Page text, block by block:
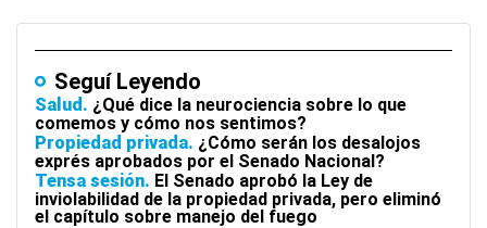
Seguí Leyendo
Salud
¿Qué dice la neurociencia sobre lo que
comemos y cómo nos sentimos?
Propiedad privada ¿Cómo serán los desalojos
exprés aprobados por el Senado Nacional?
Tensa sesión El Senado aprobó la Ley de
inviolabilidad de la propiedad privada, pero eliminó
el capítulo sobre manejo del fuego